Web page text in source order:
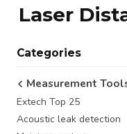
Laser
Categories
Measurement
Extech Top 25
Acoustic leak detection